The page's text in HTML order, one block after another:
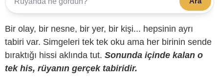
Bir olay, bir nesne, bir yer, bir kişi... hepsinin ayrı
tabiri var. Simgeleri tek tek oku ama her birinin sende
bıraktığı hissi aklında tut. Sonunda içinde kalan o
tek his, rüyanın gerçek tabiridir.